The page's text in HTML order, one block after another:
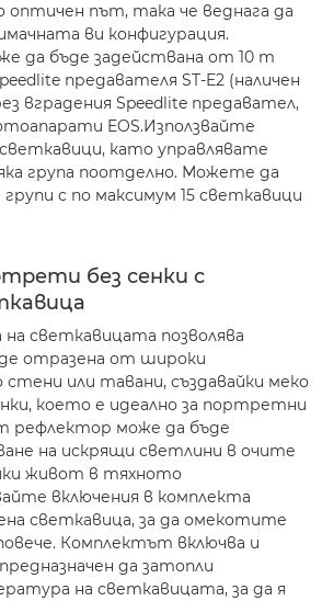
оптичен път, така че веднага да
ви конфигурация.
да бъде задействана от 10 m
предавателя ST-E2 (наличен
вградения Speedlite предавател,
EOS.Използвайте
като управлявате
група поотделно. Можете да
с по максимум 15 светкавици
без сенки с
светкавицата позволява
отразена от широки
или тавани, създавайки меко
което е идеално за портретни
рефлектор може да бъде
на искрящи светлини в очите
живот в тяхното
включения в комплекта
светкавица, за да омекотите
Комплектът включва и
да затопли
на светкавицата, за да я